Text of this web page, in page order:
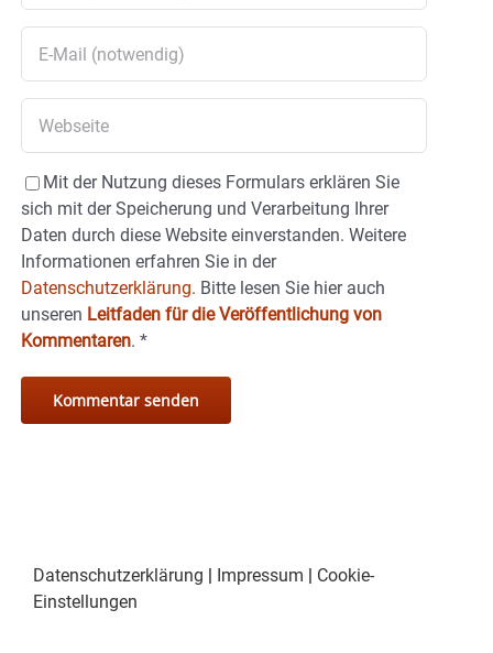
Mit der Nutzung dieses Formulars erklären Sie
sich mit der Speicherung und Verarbeitung Ihrer
Daten durch diese Website einverstanden. Weitere
Informationen erfahren Sie in der
Datenschutzerklärung. Bitte lesen Sie hier auch
unseren Leitfaden für die Veröffentlichung von
Kommentaren. *
Datenschutzerklärung Impressum
Cookie-
Einstellungen